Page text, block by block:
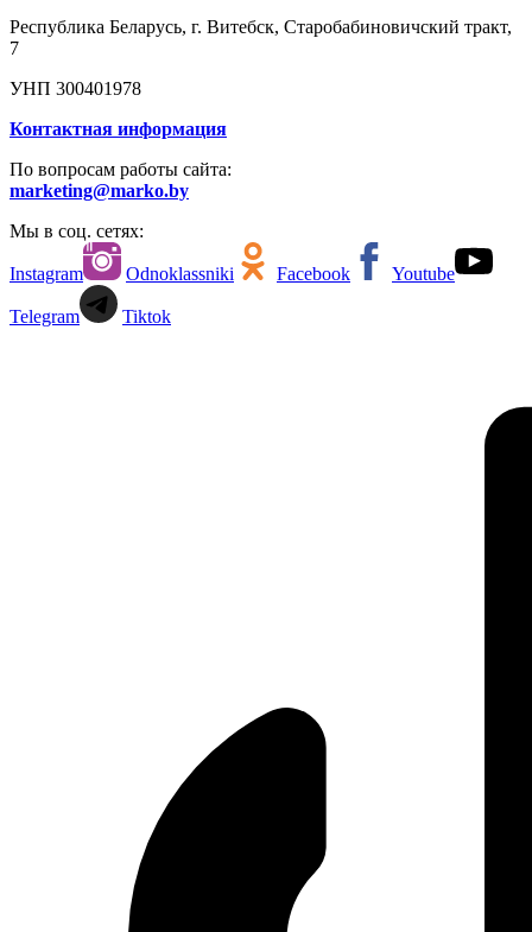
Республика Беларусь, г. Витебск, Старобабиновичский тракт,
7
УНП 300401978
Контактная информация
По вопросам работы сайта:
marketing@marko.by
Мы в соц. сетях:
Instagram Odnoklassniki Facebook Youtube
Telegram Tiktok